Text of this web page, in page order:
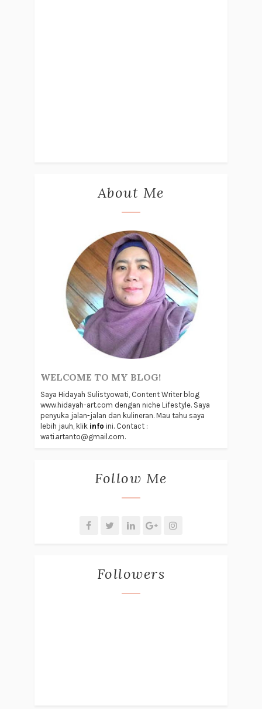
About Me
WELCOME TO MY BLOG!
Saya Hidayah Sulistyowati, Content Writer blog
www.hidayah-art.com dengan niche Lifestyle. Saya
penyuka jalan-jalan dan kulineran. Mau tahu saya
lebih jauh, klik info ini. Contact :
wati.artanto@gmail.com.
Follow Me
Followers